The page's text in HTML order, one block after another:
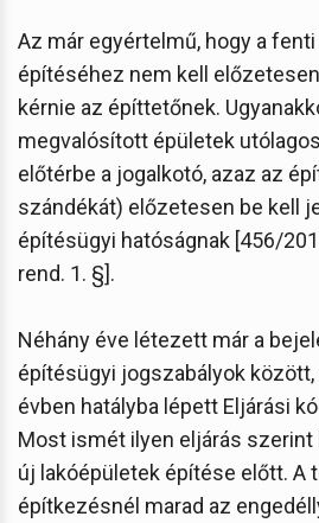
Az már egyértelmű, hogy a
építéséhez nem kell
kérnie az építtetőnek.
megvalósított épületek
előtérbe a jogalkotó, azaz az
szándékát) előzetesen be kell
építésügyi hatóságnak [456/
rend. 1. §].
Néhány éve létezett már a
építésügyi jogszabályok között,
évben hatályba lépett Eljárási
Most ismét ilyen eljárás
új lakóépületek építése előtt. A
építkezésnél marad az